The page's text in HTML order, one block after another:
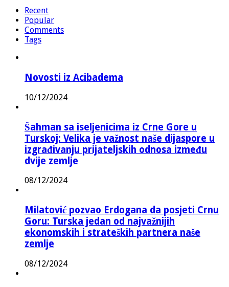
Recent
Popular
Comments
Tags
Novosti iz Acibadema
10/12/2024
Šahman sa iseljenicima iz Crne Gore u
Turskoj: Velika je važnost naše dijaspore u
izgrađivanju prijateljskih odnosa između
dvije zemlje
08/12/2024
Milatović pozvao Erdogana da posjeti Crnu
Goru: Turska jedan od najvažnijih
ekonomskih i strateških partnera naše
zemlje
08/12/2024